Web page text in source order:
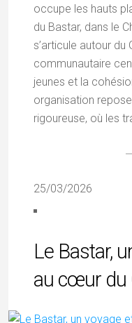
occupe les hauts
du Bastar, dans le
s’articule autour du
communautaire
jeunes et la
organisation
rigoureuse, où les
25/03/2026
Le Bastar,
au cœur du